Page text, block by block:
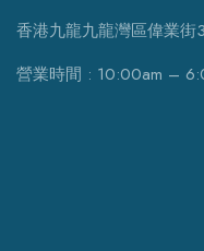
香港九龍九龍灣區偉業街
營業時間 : 10:00am –